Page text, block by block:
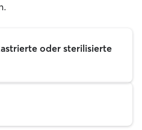
oder sterilisierte